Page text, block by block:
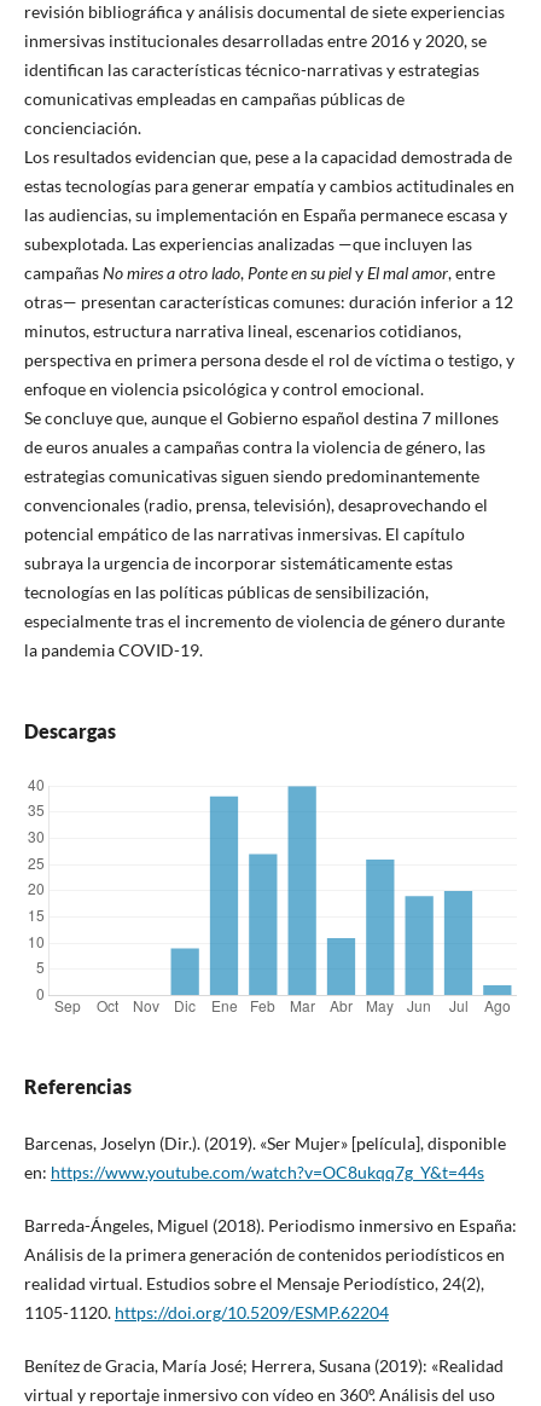
revisión bibliográfica y análisis documental de siete experiencias
inmersivas institucionales desarrolladas entre 2016 y 2020, se
identifican las características técnico-narrativas y estrategias
comunicativas empleadas en campañas públicas de
concienciación.
Los resultados evidencian que, pese a la capacidad demostrada de
estas tecnologías para generar empatía y cambios actitudinales en
las audiencias, su implementación en España permanece escasa y
subexplotada. Las experiencias analizadas —que incluyen las
campañasNo mires a otro lado, Ponte en su pielyEl mal amor, entre
otras— presentan características comunes: duración inferior a 12
minutos, estructura narrativa lineal, escenarios cotidianos,
perspectiva en primera persona desde el rol de víctima o testigo, y
enfoque en violencia psicológica y control emocional.
Se concluye que, aunque el Gobierno español destina 7 millones
de euros anuales a campañas contra la violencia de género, las
estrategias comunicativas siguen siendo predominantemente
convencionales (radio, prensa, televisión), desaprovechando el
potencial empático de las narrativas inmersivas. El capítulo
subraya la urgencia de incorporar sistemáticamente estas
tecnologías en las políticas públicas de sensibilización,
especialmente tras el incremento de violencia de género durante
la pandemia COVID-19.
Descargas
Referencias
Barcenas, Joselyn (Dir.). (2019). «Ser Mujer» [película], disponible
en: https://www.youtube.com/watch?v=OC8ukqq7g_Y&t=44s
Barreda-Ángeles, Miguel (2018). Periodismo inmersivo en España:
Análisis de la primera generación de contenidos periodísticos en
realidad virtual. Estudios sobre el Mensaje Periodístico, 24(2),
1105-1120. https://doi.org/10.5209/ESMP.62204
Benítez de Gracia, María José; Herrera, Susana (2019): «Realidad
virtual y reportaje inmersivo con vídeo en 360º. Análisis del uso